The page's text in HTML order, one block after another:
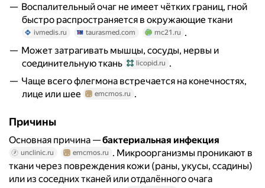
Воспалительный очаг не имеет чётких границ, гной
быстро распространяется в окружающие ткани
ivmedis.ru taurasmed.com mc21.ru .
Может затрагивать мышцы, сосуды, нервы и
соединительную ткань
licopid.ru .
Чаще всего флегмона встречается на конечностях,
лице или шее
emcmos.ru .
Причины
Основная причина —бактериальная инфекция
unclinic.ru emcmos.ru . Микроорганизмы проникают в
ткани через повреждения кожи (раны, укусы, ссадины)
или из соседних тканей или отдалённого очага